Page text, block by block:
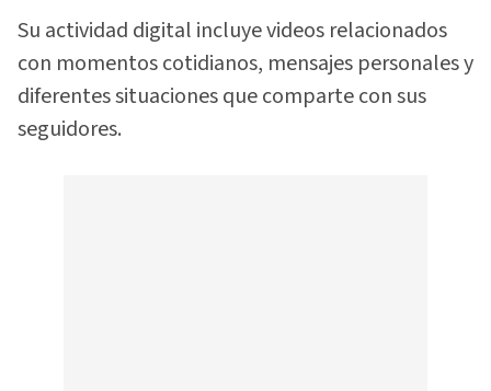
Su actividad digital incluye videos relacionados
con momentos cotidianos, mensajes personales y
diferentes situaciones que comparte con sus
seguidores.